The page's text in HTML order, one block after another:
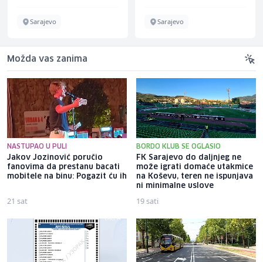
Sarajevo Sarajevo
Možda vas zanima
NASTUPAO U PULI
Jakov Jozinović poručio
fanovima da prestanu bacati
mobitele na binu: Pogazit ću ih
21 sat
BORDO KLUB SE OGLASIO
FK Sarajevo do daljnjeg ne
može igrati domaće utakmice
na Koševu, teren ne ispunjava
ni minimalne uslove
19 sati